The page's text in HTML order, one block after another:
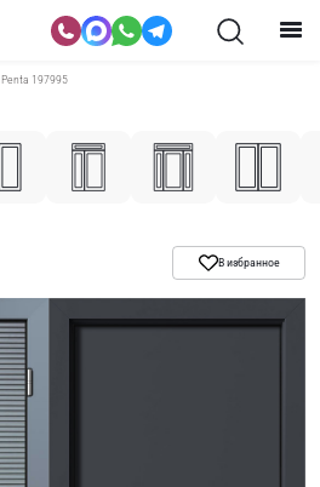
Penta 197995
В избранное